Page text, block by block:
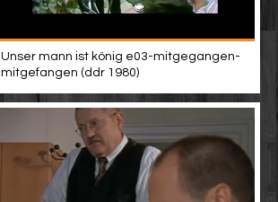
Unser mann ist könig e03-mitgegangen-
mitgefangen (ddr 1980)